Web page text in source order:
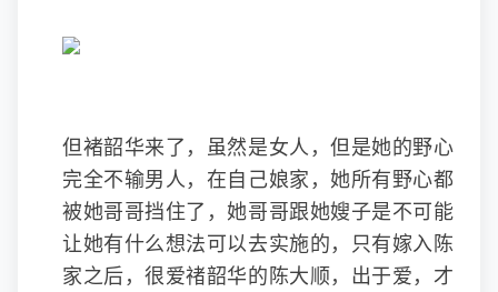
但褚韶华来了，虽然是女人，但是她的野心
完全不输男人，在自己娘家，她所有野心都
被她哥哥挡住了，她哥哥跟她嫂子是不可能
让她有什么想法可以去实施的，只有嫁入陈
家之后，很爱禇韶华的陈大顺，出于爱，才